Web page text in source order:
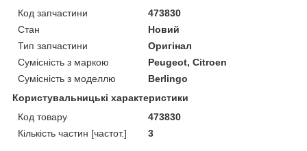
Код запчастини
473830
Стан
Новий
Тип запчастини
Оригінал
Сумісність з маркою
Peugeot, Citroen
Сумісність з моделлю
Berlingo
Користувальницькі характеристики
Код товару
473830
Кількість частин [частот.]
3